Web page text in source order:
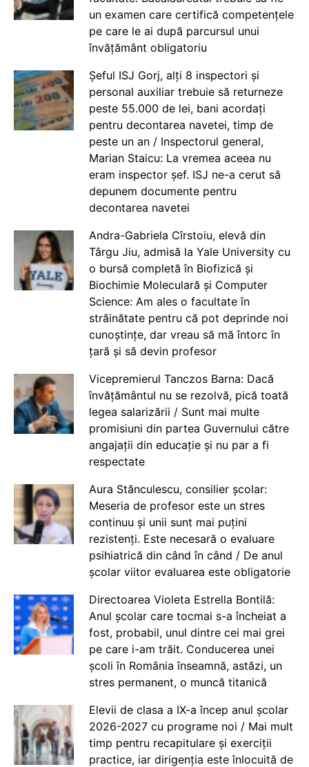
un examen care certifică competențele
pe care le ai după parcursul unui
învățământ obligatoriu
Șeful ISJ Gorj, alți 8 inspectori și
personal auxiliar trebuie să returneze
peste 55.000 de lei, bani acordați
pentru decontarea navetei, timp de
peste un an / Inspectorul general,
Marian Staicu: La vremea aceea nu
eram inspector șef. ISJ ne-a cerut să
depunem documente pentru
decontarea navetei
Andra-Gabriela Cîrstoiu, elevă din
Târgu Jiu, admisă la Yale University cu
o bursă completă în Biofizică și
Biochimie Moleculară și Computer
Science: Am ales o facultate în
străinătate pentru că pot deprinde noi
cunoștințe, dar vreau să mă întorc în
țară și să devin profesor
Vicepremierul Tanczos Barna: Dacă
învățământul nu se rezolvă, pică toată
legea salarizării / Sunt mai multe
promisiuni din partea Guvernului către
angajații din educație și nu par a fi
respectate
Aura Stănculescu, consilier școlar:
Meseria de profesor este un stres
continuu și unii sunt mai puțini
rezistenți. Este necesară o evaluare
psihiatrică din când în când / De anul
școlar viitor evaluarea este obligatorie
Directoarea Violeta Estrella Bontilă:
Anul școlar care tocmai s-a încheiat a
fost, probabil, unul dintre cei mai grei
pe care i-am trăit. Conducerea unei
școli în România înseamnă, astăzi, un
stres permanent, o muncă titanică
Elevii de clasa a IX-a încep anul școlar
2026-2027 cu programe noi / Mai mult
timp pentru recapitulare și exerciții
practice, iar dirigenția este înlocuită de